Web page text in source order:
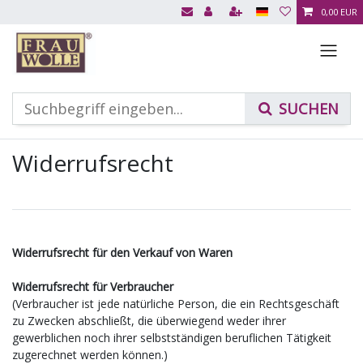
0,00 EUR
Widerrufs­recht
Widerrufsrecht für den Verkauf von Waren
Widerrufsrecht für Verbraucher
(Verbraucher ist jede natürliche Person, die ein Rechtsgeschäft
zu Zwecken abschließt, die überwiegend weder ihrer
gewerblichen noch ihrer selbstständigen beruflichen Tätigkeit
zugerechnet werden können.)